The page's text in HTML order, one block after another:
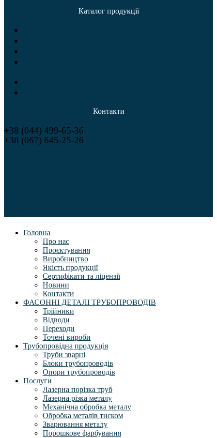
Каталог продукції
Контакти
+38 (044) 499-65-36
+38 (067) 645-25-26
Головна
Про нас
Проєктування
Виробництво
Якість продукції
Сертифікати та ліцензії
Новини
Контакти
ФАСОННІ ДЕТАЛІ ТРУБОПРОВОДІВ
Трійники
Відводи
Переходи
Точені вироби
Трубопровідна продукція
Труби зварні
Блоки трубопроводів
Опори трубопроводів
Послуги
Лазерна порізка труб
Лазерна різка металу
Механічна обробка металу
Обробка металів тиском
Зварювання металу
Порошкове фарбування